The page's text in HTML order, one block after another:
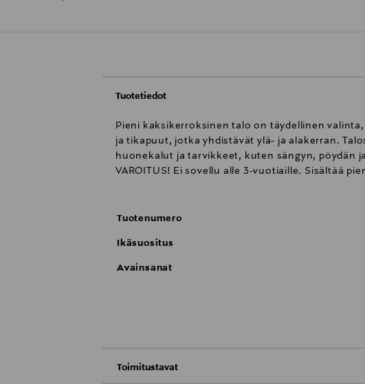
Tuotetiedot
Pieni kaksikerroksinen talo on täydellinen
ja tikapuut, jotka yhdistävät ylä- ja alakerran.
huonekalut ja tarvikkeet, kuten sängyn, pöydän
VAROITUS! Ei sovellu alle 3-vuotiaille. Sisältää
Tuotenumero
Ikäsuositus
Avainsanat
Toimitustavat